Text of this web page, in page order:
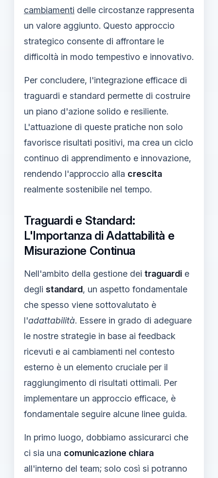
cambiamenti delle circostanze rappresenta
un valore aggiunto. Questo approccio
strategico consente di affrontare le
difficoltà in modo tempestivo e innovativo.
Per concludere, l'integrazione efficace di
traguardi e standard permette di costruire
un piano d'azione solido e resiliente.
L'attuazione di queste pratiche non solo
favorisce risultati positivi, ma crea un ciclo
continuo di apprendimento e innovazione,
rendendo l'approccio alla crescita
realmente sostenibile nel tempo.
Traguardi e Standard:
L'Importanza di Adattabilità e
Misurazione Continua
Nell'ambito della gestione dei traguardi e
degli standard, un aspetto fondamentale
che spesso viene sottovalutato è
l'adattabilità. Essere in grado di adeguare
le nostre strategie in base ai feedback
ricevuti e ai cambiamenti nel contesto
esterno è un elemento cruciale per il
raggiungimento di risultati ottimali. Per
implementare un approccio efficace, è
fondamentale seguire alcune linee guida.
In primo luogo, dobbiamo assicurarci che
ci sia una comunicazione chiara
all'interno del team; solo così si potranno